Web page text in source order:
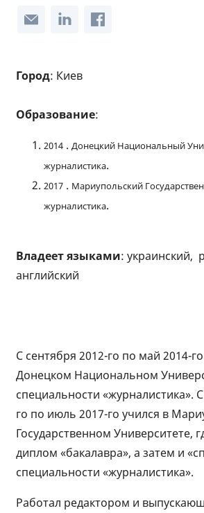
Город: Киев
Образование:
2014 . Донецкий Национальный
журналистика.
2017 . Мариупольский
журналистика.
Владеет языками: украинский,
английский
С сентября 2012-го по май 2014-
Донецком Национальном
специальности «журналистика».
го по июль 2017-го учился в
Государственном Университете,
диплом «бакалавра», а затем и
специальности «журналистика».
Работал редактором и